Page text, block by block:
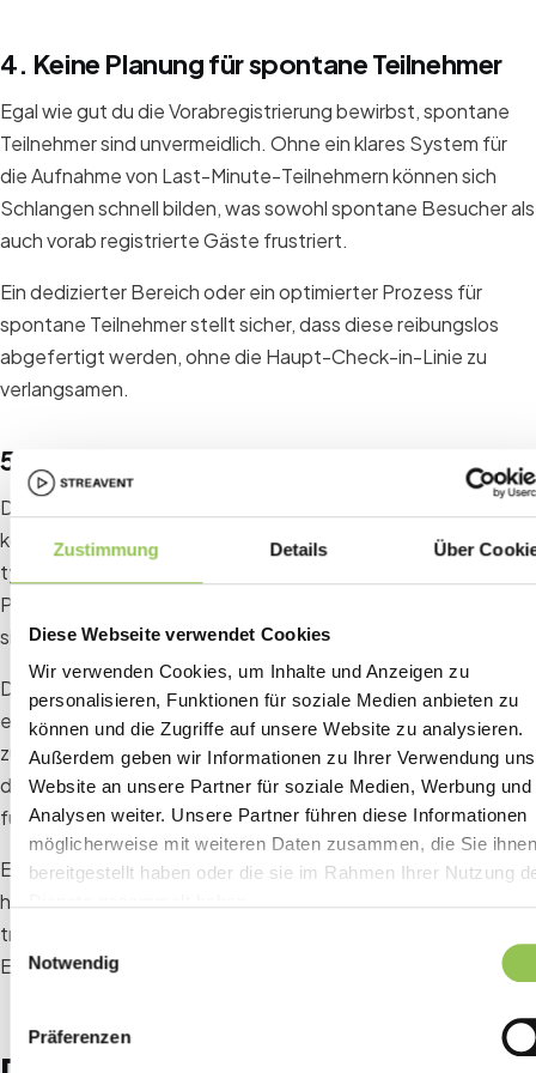
Zustimmung Details Über
Diese Webseite verwendet Cookies
Wir verwenden Cookies, um Inhalte und Anzeigen zu
personalisieren, Funktionen für soziale Medien anbieten zu
können und die Zugriffe auf unsere Website zu analysieren.
Außerdem geben wir Informationen zu Ihrer Verwendung
Website an unsere Partner für soziale Medien, Werbung und
Analysen weiter. Unsere Partner führen diese Informationen
möglicherweise mit weiteren Daten zusammen, die Sie ihnen
bereitgestellt haben oder die sie im Rahmen Ihrer Nutzung
Einwilligungsauswahl
Notwendig
Präferenzen
4. Keine Planung für spontane Teilnehmer
Egal wie gut du die Vorabregistrierung bewirbst, spontane
Teilnehmer sind unvermeidlich. Ohne ein klares System für
die Aufnahme von Last-Minute-Teilnehmern können sich
Schlangen schnell bilden, was sowohl spontane Besucher als
auch vorab registrierte Gäste frustriert.
Ein dedizierter Bereich oder ein optimierter Prozess für
spontane Teilnehmer stellt sicher, dass diese reibungslos
abgefertigt werden, ohne die Haupt-Check-in-Linie zu
verlangsamen.
5. Unterschätzung von Stoßzeiten
Die meisten Teilnehmer kommen innerhalb eines
konzentrierten Zeitfensters von 30-45 Minuten an,
typischerweise kurz vor Beginn der Veranstaltung. Wenn
Personal und Systeme nicht auf diesen Andrang vorbereitet
sind, sind Engpässe unvermeidlich.
Durch die Vorhersage von Stoßzeiten und die
entsprechende Skalierung von Ressourcen, sei es durch
zusätzliches Personal oder automatisierte Systeme, kannst
du den Ablauf effizient gestalten und ein nahtloses Erlebnis
für alle bieten.
Eine vorausschauende Planung und das Angehen dieser
häufigen Stolperfallen können den Check-in-Prozess
transformieren und den Teilnehmern einen positiven ersten
Eindruck deiner Veranstaltung vermitteln.